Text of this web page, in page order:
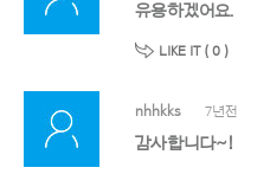
유용하겠어요.
LIKE IT ( 0 )
nhhkks 7년전
감사합니다~!